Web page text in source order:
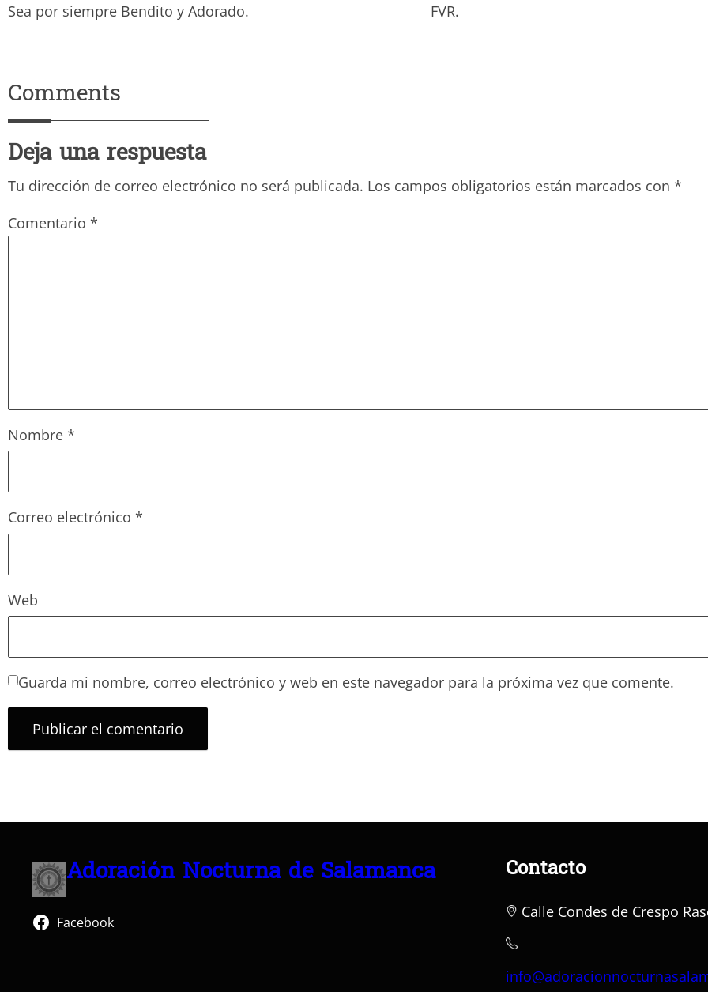
Sea por siempre Bendito y Adorado. FVR.
Comments
Deja una respuesta
Tu dirección de correo electrónico no será publicada. Los campos obligatorios están marcados con *
Comentario *
Nombre *
Correo electrónico *
Web
Guarda mi nombre, correo electrónico y web en este navegador para la próxima vez que comente.
Adoración Nocturna de Salamanca
Facebook
Contacto
Calle Condes de Crespo